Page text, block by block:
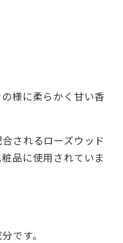
様に柔らかく甘い香
されるローズウッド
品に使用されていま
です。